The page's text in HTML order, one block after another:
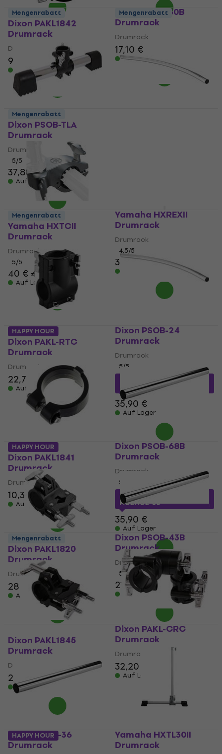
Dixon PAKL1842
Drumrack
Drumrack
9,29 € 10,20 €
Auf Lager
Dixon PSOB-30B
Drumrack
Drumrack
17,10 €
Auf Lager
Mengenrabatt
Dixon PSOB-TLA
Drumrack
Drumrack
5/5
37,80 €
Auf Lager
Mengenrabatt
Mengenrabatt
Yamaha HXTCII
Drumrack
Drumrack
5/5
40 €42,70 €
Auf Lager
Yamaha HXREXII
Drumrack
Drumrack
4,5/5
319 €
Mengenrabatt
Dixon PAKL-RTC
Drumrack
Drumrack
22,70 €
Auf Lager
Dixon PSOB-24
Drumrack
Drumrack
5/5
mit dem Code
MUZMUZ-20
35,90 €
Auf Lager
HAPPY HOUR
Dixon PAKL1841
Drumrack
Drumrack
10,30 €10,80 €
Auf Lager
Dixon PSOB-68B
Drumrack
Drumrack
5
23,37 €mit dem Code
MUZMUZ-30
35,90 €
Auf Lager
HAPPY HOUR
Dixon PAKL1820
Drumrack
Drumrack
28 € 28,70 €
Auf Lager
Dixon PSOB-43B
Drumrack
Drumrack
5/5
21,50 €21,80 €
Auf Lager
Mengenrabatt
Dixon PAKL1845
Drumrack
Drumrack
24,60 €26,70 €
Auf Lager
Dixon PAKL-CRC
Drumrack
Drumrack
32,20 €
Auf Lager
Dixon PSOB-36
Drumrack
Yamaha HXTL30II
Drumrack
HAPPY HOUR